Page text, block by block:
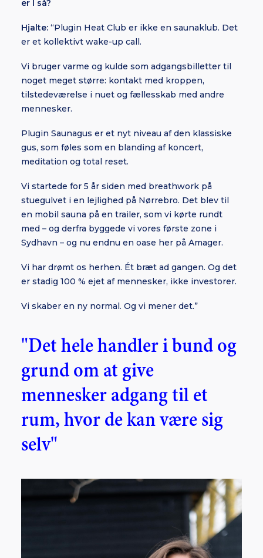
er I så?
Hjalte: “Plugin Heat Club er ikke en saunaklub. Det
er et kollektivt wake-up call.
Vi bruger varme og kulde som adgangsbilletter til
noget meget større: kontakt med kroppen,
tilstedeværelse i nuet og fællesskab med andre
mennesker.
Plugin Saunagus er et nyt niveau af den klassiske
gus, som føles som en blanding af koncert,
meditation og total reset.
Vi startede for 5 år siden med breathwork på
stuegulvet i en lejlighed på Nørrebro. Det blev til
en mobil sauna på en trailer, som vi kørte rundt
med – og derfra byggede vi vores første zone i
Sydhavn – og nu endnu en oase her på Amager.
Vi har drømt os herhen. Ét bræt ad gangen. Og det
er stadig 100 % ejet af mennesker, ikke investorer.
Vi skaber en ny normal. Og vi mener det.”
"Det hele handler i bund og
grund om at give
mennesker adgang til et
rum, hvor de kan være sig
selv"